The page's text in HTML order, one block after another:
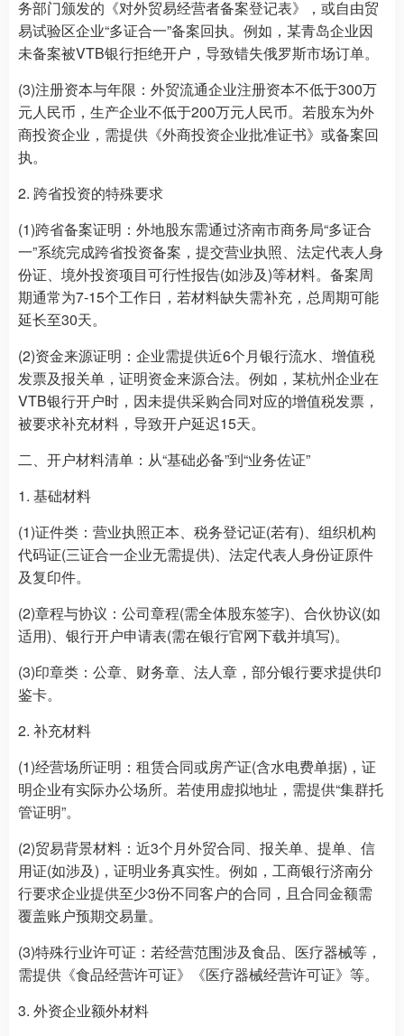
务部门颁发的《对外贸易经营者备案登记表》，或自由贸
易试验区企业“多证合一”备案回执。例如，某青岛企业因
未备案被VTB银行拒绝开户，导致错失俄罗斯市场订单。
(3)注册资本与年限：外贸流通企业注册资本不低于300万
元人民币，生产企业不低于200万元人民币。若股东为外
商投资企业，需提供《外商投资企业批准证书》或备案回
执。
2. 跨省投资的特殊要求
(1)跨省备案证明：外地股东需通过济南市商务局“多证合
一”系统完成跨省投资备案，提交营业执照、法定代表人身
份证、境外投资项目可行性报告(如涉及)等材料。备案周
期通常为7-15个工作日，若材料缺失需补充，总周期可能
延长至30天。
(2)资金来源证明：企业需提供近6个月银行流水、增值税
发票及报关单，证明资金来源合法。例如，某杭州企业在
VTB银行开户时，因未提供采购合同对应的增值税发票，
被要求补充材料，导致开户延迟15天。
二、开户材料清单：从“基础必备”到“业务佐证”
1. 基础材料
(1)证件类：营业执照正本、税务登记证(若有)、组织机构
代码证(三证合一企业无需提供)、法定代表人身份证原件
及复印件。
(2)章程与协议：公司章程(需全体股东签字)、合伙协议(如
适用)、银行开户申请表(需在银行官网下载并填写)。
(3)印章类：公章、财务章、法人章，部分银行要求提供印
鉴卡。
2. 补充材料
(1)经营场所证明：租赁合同或房产证(含水电费单据)，证
明企业有实际办公场所。若使用虚拟地址，需提供“集群托
管证明”。
(2)贸易背景材料：近3个月外贸合同、报关单、提单、信
用证(如涉及)，证明业务真实性。例如，工商银行济南分
行要求企业提供至少3份不同客户的合同，且合同金额需
覆盖账户预期交易量。
(3)特殊行业许可证：若经营范围涉及食品、医疗器械等，
需提供《食品经营许可证》《医疗器械经营许可证》等。
3. 外资企业额外材料